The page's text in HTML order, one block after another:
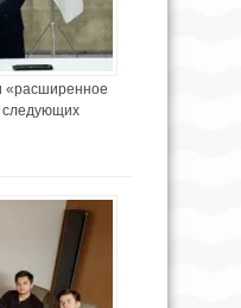
«расширенное
следующих